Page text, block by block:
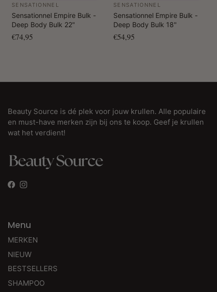
SENSATIONNEL
Sensationnel Empire Bulk -
Deep Body Bulk 22"
€74,95
SENSATIONNEL
Sensationnel Empire Bulk -
Deep Body Bulk 18"
€54,95
Beauty Source is dé plek voor jouw krullen. Alle populaire
en must-have merken zijn bij ons te koop. Geef je krullen
wat het verdient!
Facebook
Instagram
Menu
MERKEN
NIEUW
BESTSELLERS
SHAMPOO